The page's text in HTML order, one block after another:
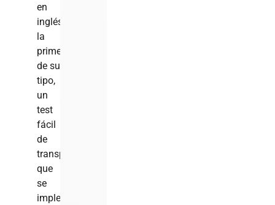
en
inglés),
la
primera
de su
tipo,
un
test
fácil
de
transportar
que
se
implementará